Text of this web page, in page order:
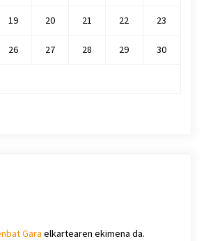
19 20 21 22 23
26 27 28 29 30
Gara elkartearen ekimena da.